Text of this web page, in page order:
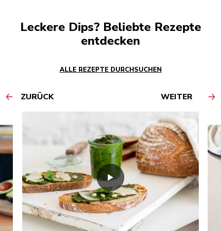
Leckere Dips? Beliebte Rezepte
entdecken
ALLE REZEPTE DURCHSUCHEN
ZURÜCK WEITER